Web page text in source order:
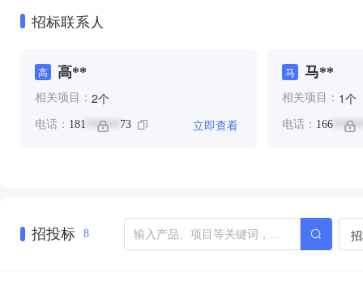
招标联系人
高 高**
相关项目： 2个
电话： 181 ****** 73 立即查看
马 马**
相关项目： 1个
电话： 166
招投标 8